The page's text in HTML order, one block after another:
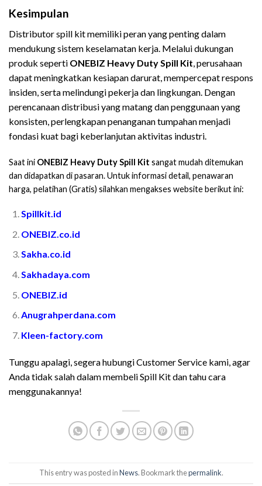
Kesimpulan
Distributor spill kit memiliki peran yang penting dalam
mendukung sistem keselamatan kerja. Melalui dukungan
produk seperti ONEBIZ Heavy Duty Spill Kit , perusahaan
dapat meningkatkan kesiapan darurat, mempercepat respons
insiden, serta melindungi pekerja dan lingkungan. Dengan
perencanaan distribusi yang matang dan penggunaan yang
konsisten, perlengkapan penanganan tumpahan menjadi
fondasi kuat bagi keberlanjutan aktivitas industri.
Saat ini ONEBIZ Heavy Duty Spill Kit sangat mudah ditemukan
dan didapatkan di pasaran. Untuk informasi detail, penawaran
harga, pelatihan (Gratis) silahkan mengakses website berikut ini:
Spillkit.id
ONEBIZ.co.id
Sakha.co.id
Sakhadaya.com
ONEBIZ.id
Anugrahperdana.com
Kleen-factory.com
Tunggu apalagi, segera hubungi Customer Service kami, agar
Anda tidak salah dalam membeli Spill Kit dan tahu cara
menggunakannya!
This entry was posted inNews. Bookmark thepermalink.